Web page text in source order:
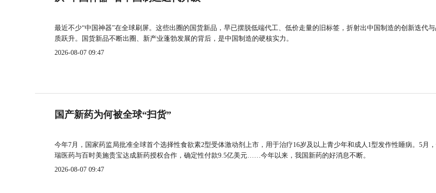
最近不少“中国神器”在全球刷屏。这些出圈的国货新品，早已摆脱低端代工、低价走量的旧标签，折射出中国制造的创新迭代
质跃升。国货新品不断出圈、新产业蓬勃发展的背后，是中国制造的硬核实力。
2026-08-07 09:47
国产新药为何被全球“扫货”
今年7月，国家药监局批准全球首个选择性食欲素2型受体激动剂上市，用于治疗16岁及以上青少年和成人1型发作性睡病。5月
瑞医药与百时美施贵宝达成新药授权合作，确定性付款9.5亿美元……今年以来，我国新药的好消息不断。
2026-08-07 09:47